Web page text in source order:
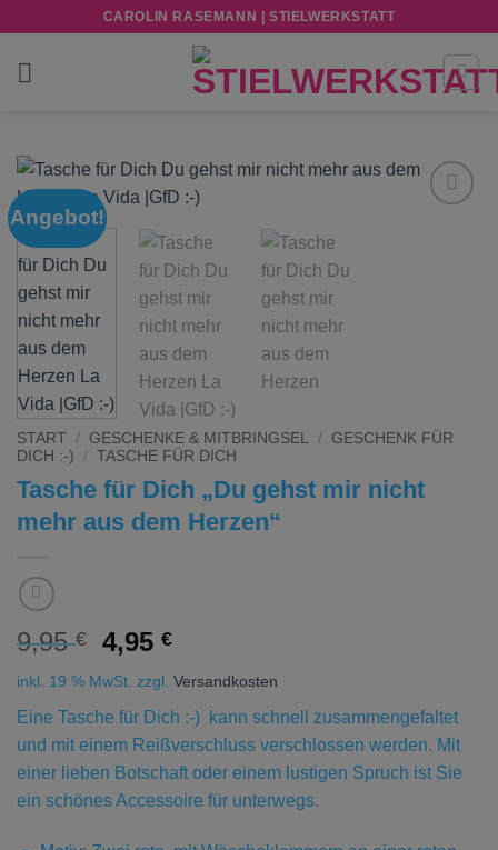
springen
CAROLIN RASEMANN | STIELWERKSTATT
Angebot!
START / GESCHENKE & MITBRINGSEL / GESCHENK FÜR
DICH :-)
/ TASCHE FÜR DICH
Tasche für Dich „Du gehst mir nicht
mehr aus dem Herzen“
9,95€
Ursprünglicher
Preis
war:
9,95 €
4,95€Aktueller
Preis
ist:
4,95 €.
inkl. 19 % MwSt. zzgl. Versandkosten
Eine Tasche für Dich :-) kann schnell zusammengefaltet
und mit einem Reißverschluss verschlossen werden. Mit
einer lieben Botschaft oder einem lustigen Spruch ist Sie
ein schönes Accessoire für unterwegs.